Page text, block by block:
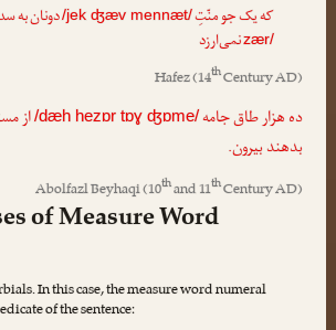
که یک جو منّتِ/jek ʤæv mennæt/دونان به
zær/نمی‌ارزد
Hafez(14thCentury AD)
ده هزار طاق جامه/dæh hezɒr tɒɣ ʤɒme/از
بدهند بیرون.
Abolfazl Beyhaqi(10thand 11thCentury AD)
of Measure Word
In this case, the measure word numeral
of the sentence: